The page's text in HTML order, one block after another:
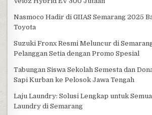
Nasmoco Hadir di GIIAS Semarang 2025
Toyota
Suzuki Fronx Resmi Meluncur di
Pelanggan Setia dengan Promo Spesial
Tabungan Siswa Sekolah Semesta dan
Sapi Kurban ke Pelosok Jawa Tengah
Laju Laundry: Solusi Lengkap untuk
Laundry di Semarang